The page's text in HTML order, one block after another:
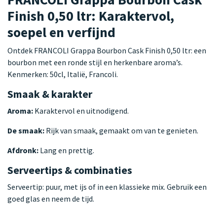
Finish 0,50 ltr: Karaktervol,
soepel en verfijnd
Ontdek FRANCOLI Grappa Bourbon Cask Finish 0,50 ltr: een
bourbon met een ronde stijl en herkenbare aroma’s.
Kenmerken: 50cl, Italië, Francoli.
Smaak & karakter
Aroma: Karaktervol en uitnodigend.
De smaak: Rijk van smaak, gemaakt om van te genieten.
Afdronk: Lang en prettig.
Serveertips & combinaties
Serveertip: puur, met ijs of in een klassieke mix. Gebruik een
goed glas en neem de tijd.